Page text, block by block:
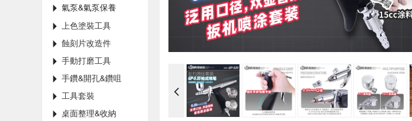
氣泵&氣泵保養
上色塗裝工具
蝕刻片改造件
手動打磨工具
手鑽&開孔&鑽咀
工具套裝
桌面整理&收納